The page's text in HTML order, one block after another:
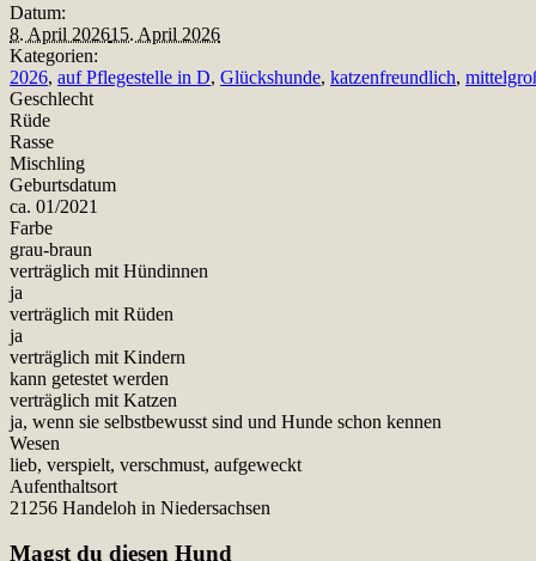
Datum:
8. April 202615. April 2026
Kategorien:
2026, auf Pflegestelle in D, Glückshunde, katzenfreundlich,
Geschlecht
Rüde
Rasse
Mischling
Geburtsdatum
ca. 01/2021
Farbe
grau-braun
verträglich mit Hündinnen
ja
verträglich mit Rüden
ja
verträglich mit Kindern
kann getestet werden
verträglich mit Katzen
ja, wenn sie selbstbewusst sind und Hunde schon kennen
Wesen
lieb, verspielt, verschmust, aufgeweckt
Aufenthaltsort
21256 Handeloh in Niedersachsen
Magst du diesen Hund